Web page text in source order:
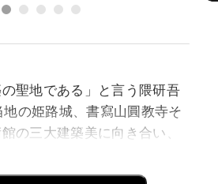
の聖地である」と言う隈研吾
の姫路城、書寫山圓教寺そ
の三大建築美に向き合い、
パラパラ、姫路市立美術館